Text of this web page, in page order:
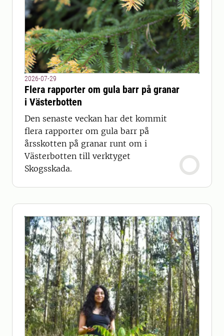
2026-07-29
Flera rapporter om gula barr på granar
i Västerbotten
Den senaste veckan har det kommit
flera rapporter om gula barr på
årsskotten på granar runt om i
Västerbotten till verktyget
Skogsskada.